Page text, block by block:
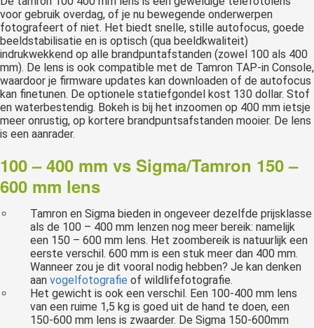
voor gebruik overdag, of je nu bewegende onderwerpen
fotografeert of niet. Het biedt snelle, stille autofocus, goede
beeldstabilisatie en is optisch (qua beeldkwaliteit)
indrukwekkend op alle brandpuntafstanden (zowel 100 als 400
mm). De lens is ook compatible met de Tamron TAP-in Console,
waardoor je firmware updates kan downloaden of de autofocus
kan finetunen. De optionele statiefgondel kost 130 dollar. Stof
en waterbestendig. Bokeh is bij het inzoomen op 400 mm ietsje
meer onrustig, op kortere brandpuntsafstanden mooier. De lens
is een aanrader.
100 – 400 mm vs Sigma/Tamron 150 –
600 mm lens
Tamron en Sigma bieden in ongeveer dezelfde prijsklasse
als de 100 – 400 mm lenzen nog meer bereik: namelijk
een 150 – 600 mm lens. Het zoombereik is natuurlijk een
eerste verschil. 600 mm is een stuk meer dan 400 mm.
Wanneer zou je dit vooral nodig hebben? Je kan denken
aanvogelfotografie of wildlifefotografie.
Het gewicht is ook een verschil. Een 100-400 mm lens
van een ruime 1,5 kg is goed uit de hand te doen, een
150-600 mm lens is zwaarder. De Sigma 150-600mm